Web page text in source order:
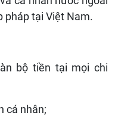
pháp tại Việt Nam.
bộ tiền tại mọi chi
cá nhân;